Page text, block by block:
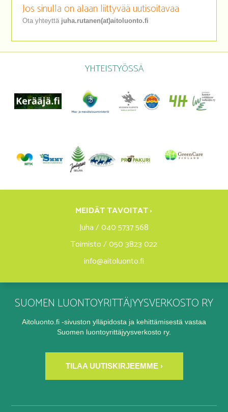
Jos sinulla on alaan liittyvää uutisoitavaa
Ota yhteyttä juha.rutanen(at)aitoluonto.fi
YHTEISTYÖSSÄ
MEIDÄT TAVOITAT ›
Juha / 040 5737 568
Toimisto / 050 3823 022
info@aitoluonto.fi
SUOMEN LUONTOYRITTÄJYYSVERKOSTO RY
Aitoluonto.fi -sivuston ylläpidosta ja kehittämisestä vastaa
Suomen luontoyrittäjyysverkosto ry.
TILAA UUTISKIRJEEMME ›